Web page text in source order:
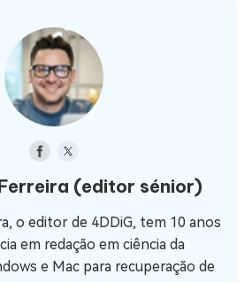
(editor sénior)
o editor de 4DDiG, tem 10 anos
em redação em ciência da
e Mac para recuperação de